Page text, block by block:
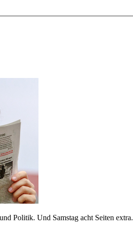
Politik. Und Samstag acht Seiten extra.